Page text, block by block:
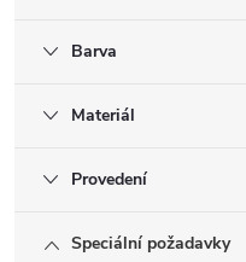
Barva
Materiál
Provedení
Speciální požadavky